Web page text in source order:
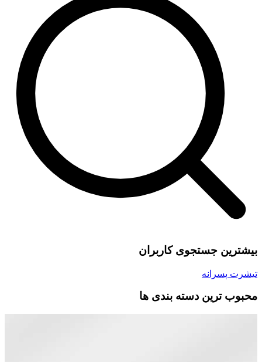
بیشترین جستجوی کاربران
تیشرت پسرانه
محبوب ترین دسته بندی ها